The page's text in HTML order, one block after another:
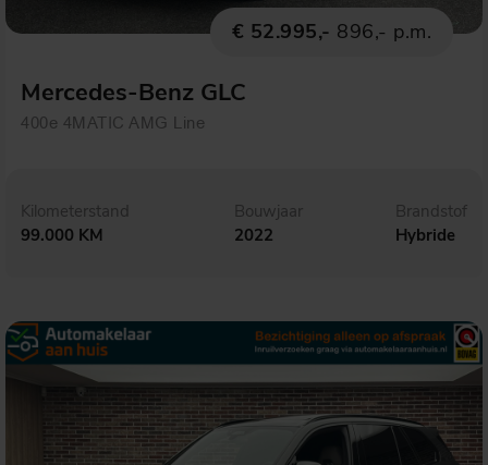
€ 52.995,- 896,- p.m.
Mercedes-Benz GLC
400e 4MATIC AMG Line
Kilometerstand
99.000 KM
Bouwjaar
2022
Brandstof
Hybride